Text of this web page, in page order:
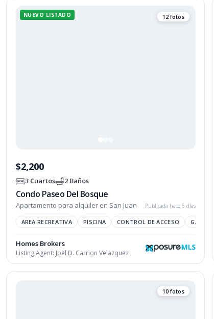
NUEVO LISTADO 12 fotos
$2,200
3 Cuartos 2 Baños
Condo Paseo Del Bosque
Apartamento para alquiler en San Juan Publicada hace 6 días
AREA RECREATIVA PISCINA CONTROL DE ACCESO GAZEBO
Homes Brokers
Listing Agent: Joel D. Carrion Velazquez
10 fotos